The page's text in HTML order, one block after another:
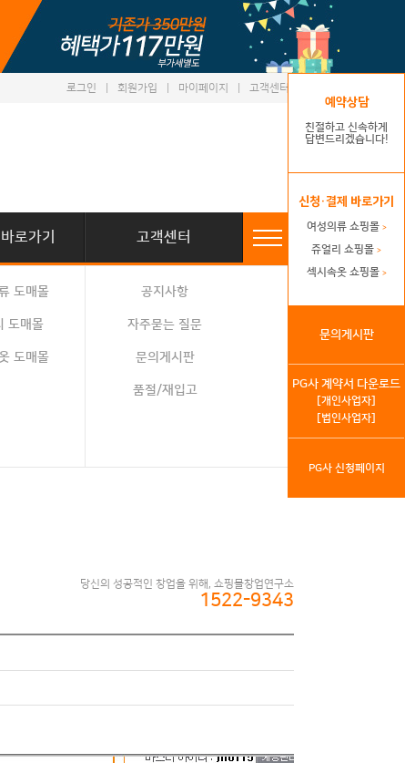
로그인 회원가입 마이페이지 고객센터
로가기 고객센터
도매몰
도매몰
도매몰
공지사항
자주묻는 질문
문의게시판
품절/재입고
당신의 성공적인 창업을 위해, 쇼핑몰창업연구소
1522-9343
예약상담
친절하고 신속하게
답변드리겠습니다!
신청·결제 바로가기
여성의류 쇼핑몰 >
쥬얼리 쇼핑몰 >
섹시속옷 쇼핑몰 >
문의게시판
PG사 계약서 다운로드
[개인사업자]
[법인사업자]
PG사 신청페이지